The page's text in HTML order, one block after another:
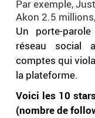
Par exemple,
Akon 2.5
Un porte-
réseau social
comptes qui
la plateforme.
Voici les 10
(nombre de